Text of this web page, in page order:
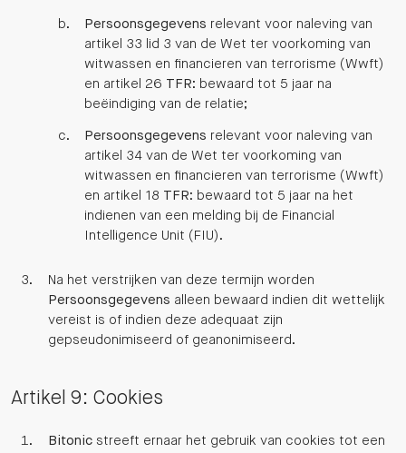
Persoonsgegevens relevant voor naleving van
artikel 33 lid 3 van de Wet ter voorkoming van
witwassen en financieren van terrorisme (Wwft)
en artikel 26 TFR: bewaard tot 5 jaar na
beëindiging van de relatie;
Persoonsgegevens relevant voor naleving van
artikel 34 van de Wet ter voorkoming van
witwassen en financieren van terrorisme (Wwft)
en artikel 18 TFR: bewaard tot 5 jaar na het
indienen van een melding bij de Financial
Intelligence Unit (FIU).
Na het verstrijken van deze termijn worden
Persoonsgegevens alleen bewaard indien dit wettelijk
vereist is of indien deze adequaat zijn
gepseudonimiseerd of geanonimiseerd.
Artikel 9: Cookies
Bitonicstreeft ernaar het gebruik van cookies tot een